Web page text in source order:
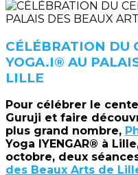
CÉLÉBRATION DU
YOGA.I® AU
LILLE
Pour célébrer le
Guruji et faire
plus grand nombre,
Yoga IYENGAR® à
octobre, deux
des Beaux Arts de